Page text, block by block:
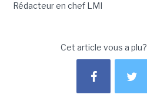
Rédacteur en chef LMI
Cet article vous a plu?